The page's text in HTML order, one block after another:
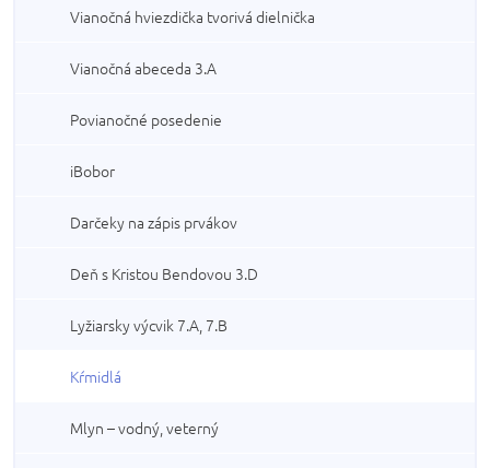
Vianočná hviezdička tvorivá dielnička
Vianočná abeceda 3.A
Povianočné posedenie
iBobor
Darčeky na zápis prvákov
Deň s Kristou Bendovou 3.D
Lyžiarsky výcvik 7.A, 7.B
Kŕmidlá
Mlyn – vodný, veterný